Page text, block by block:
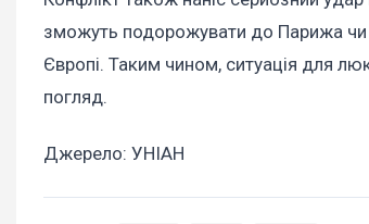
зможуть подорожувати до Парижа чи
Європі. Таким чином, ситуація для
погляд.
Джерело: УНІАН